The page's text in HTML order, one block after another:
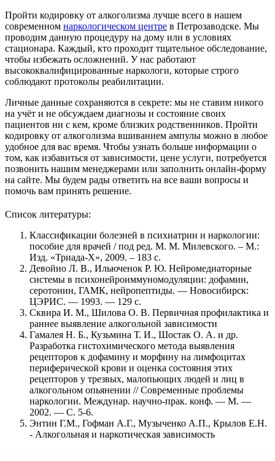
Пройти кодировку от алкоголизма лучше всего в нашем
современном наркологическом центре в Петрозаводске. Мы
проводим данную процедуру на дому или в условиях
стационара. Каждый, кто проходит тщательное обследование,
чтобы избежать осложнений. У нас работают
высококвалифицированные наркологи, которые строго
соблюдают протоколы реабилитации.
Личные данные сохраняются в секрете: мы не ставим никого
на учёт и не обсуждаем диагнозы и состояние своих
пациентов ни с кем, кроме близких родственников. Пройти
кодировку от алкоголизма вшиванием ампулы можно в любое
удобное для вас время. Чтобы узнать больше информации о
том, как избавиться от зависимости, цене услуги, потребуется
позвонить нашим менеджерами или заполнить онлайн-форму
на сайте. Мы будем рады ответить на все ваши вопросы и
помочь вам принять решение.
Список литературы:
Классификации болезней в психиатрии и наркологии:
пособие для врачей / под ред. М. М. Милевского. – М.:
Изд. «Триада-Х», 2009. – 183 с.
Девойно Л. В., Ильюченок Р. Ю. Нейромедиаторные
системы в психонейроиммуномодуляции: дофамин,
серотонин, ГАМК, нейропептиды. — Новосибирск:
ЦЭРИС. — 1993. — 129 с.
Сквира И. М., Шилова О. В. Первичная профилактика и
раннее выявление алкогольной зависимости
Гамалея Н. Б., Кузьмина Т. И., Шостак О. А. и др.
Разработка гистохимического метода выявления
рецепторов к дофамину и морфину на лимфоцитах
периферической крови и оценка состояния этих
рецепторов у трезвых, малопьющих людей и лиц в
алкогольном опьянении // Современные проблемы
наркологии. Междунар. научно-прак. конф. — М. —
2002. — С. 5-6.
Энтин Г.М., Гофман А.Г., Музыченко А.П., Крылов Е.Н.
- Алкогольная и наркотическая зависимость